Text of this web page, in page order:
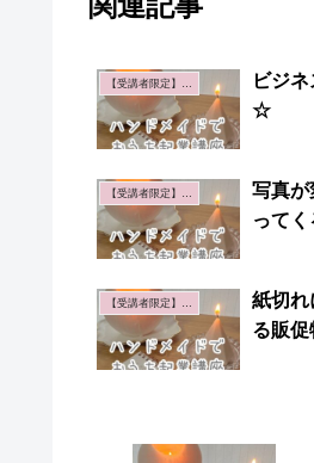
ビジ
☆
【受講者限定】おうち起業講座
写真が
って
【受講者限定】おうち起業講座
紙切
る販促